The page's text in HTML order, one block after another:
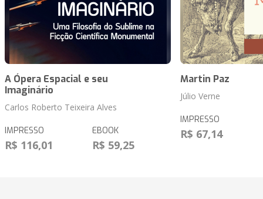
A Ópera Espacial e seu
Imaginário
Carlos Roberto Teixeira Alves
IMPRESSO
R$ 116,01
EBOOK
R$ 59,25
Martin Paz
Júlio Verne
IMPRESSO
R$ 67,14